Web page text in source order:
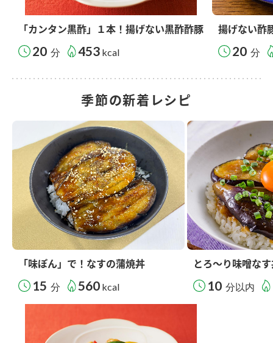
「カンタン黒酢」１本！揚げない黒酢酢豚
20 分 453 kcal
揚げない酢
20 分
季節の新着レシピ
「味ぽん」で！なすの蒲焼丼
15 分 560 kcal
とろ～り味噌な
10 分以内